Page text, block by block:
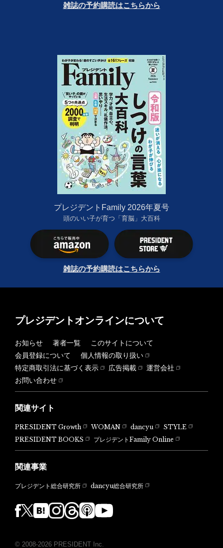
雑誌の予約購読はこちらから
プレジデントFamily 2026年夏号
頭のいい子が育つ「育脳」大百科
雑誌の予約購読はこちらから
プレジデントオンラインについて
お知らせ 著者一覧
このサイトについて
会員登録について
個人情報の取り扱い
特定商取引法に基づく表示
広告掲載
運営会社
お問い合わせ
関連サイト
PRESIDENT Growth WOMAN dancyu
STYLE
PRESIDENT BOOKS
プレジデントFamily Online
関連事業
プレジデント総合研究所 dancyu総合研究所
© 2008-2026 PRESIDENT Inc.